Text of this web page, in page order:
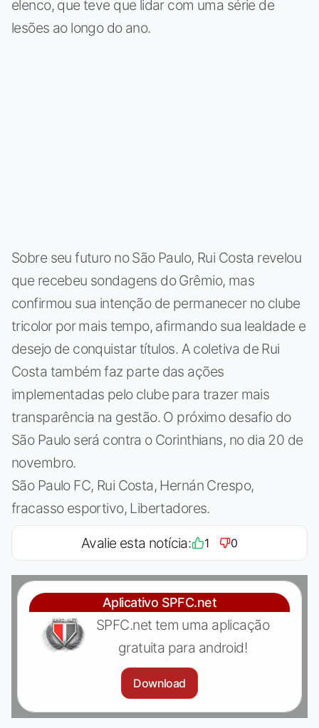
elenco, que teve que lidar com uma série de
lesões ao longo do ano.
Sobre seu futuro no São Paulo, Rui Costa revelou
que recebeu sondagens do Grêmio, mas
confirmou sua intenção de permanecer no clube
tricolor por mais tempo, afirmando sua lealdade e
desejo de conquistar títulos. A coletiva de Rui
Costa também faz parte das ações
implementadas pelo clube para trazer mais
transparência na gestão. O próximo desafio do
São Paulo será contra o Corinthians, no dia 20 de
novembro.
São Paulo FC, Rui Costa, Hernán Crespo,
fracasso esportivo, Libertadores.
Avalie esta notícia: 1 0
Aplicativo SPFC.net
SPFC.net tem uma aplicação
gratuita para android!
Download